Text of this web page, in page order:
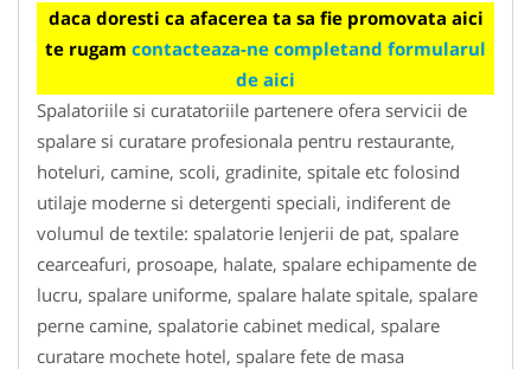
daca doresti ca afacerea ta sa fie promovata aici
te rugam contacteaza-ne completand formularul
de aici
Spalatoriile si curatatoriile partenere ofera servicii de
spalare si curatare profesionala pentru restaurante,
hoteluri, camine, scoli, gradinite, spitale etc folosind
utilaje moderne si detergenti speciali, indiferent de
volumul de textile: spalatorie lenjerii de pat, spalare
cearceafuri, prosoape, halate, spalare echipamente de
lucru, spalare uniforme, spalare halate spitale, spalare
perne camine, spalatorie cabinet medical, spalare
curatare mochete hotel, spalare fete de masa